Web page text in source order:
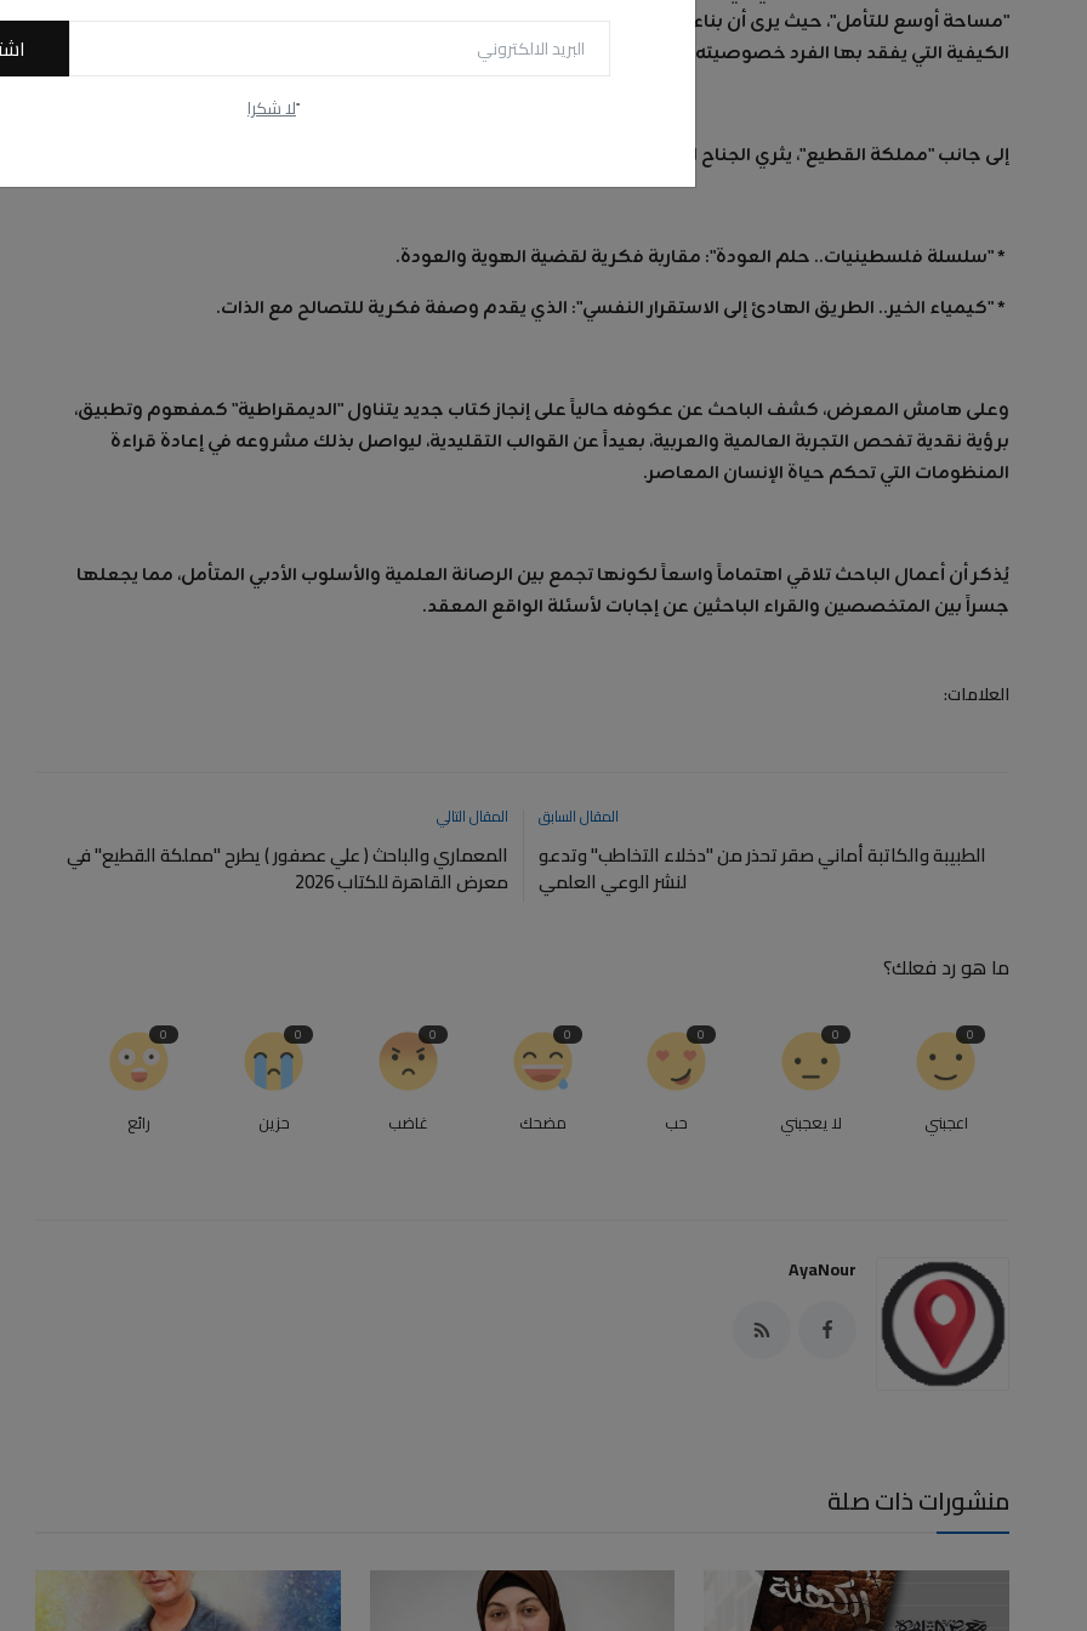
ًلا شكرا
"مساحة أوسع للتأمل"، حيث يرى أن بناء الأفكار لا يقل أهمية عن بناء المدن. ففي "مملكة القطيع"، يسلط الضوء على
الكيفية التي يفقد بها الفرد خصوصيته الفكرية لصالح الجماعة، داعياً إلى استعادة "السؤال" كأداة للتحرر.
إلى جانب "مملكة القطيع"، يثري الجناح الخاص بمؤلفاته المعرض بثلاثة كتب أخرى هي:
* "سلسلة فلسطينيات.. حلم العودة": مقاربة فكرية لقضية الهوية والعودة.
* "كيمياء الخير.. الطريق الهادئ إلى الاستقرار النفسي": الذي يقدم وصفة فكرية للتصالح مع الذات.
وعلى هامش المعرض، كشف الباحث عن عكوفه حالياً على إنجاز كتاب جديد يتناول "الديمقراطية" كمفهوم وتطبيق،
برؤية نقدية تفحص التجربة العالمية والعربية، بعيداً عن القوالب التقليدية، ليواصل بذلك مشروعه في إعادة قراءة
المنظومات التي تحكم حياة الإنسان المعاصر.
يُذكر أن أعمال الباحث تلاقي اهتماماً واسعاً لكونها تجمع بين الرصانة العلمية والأسلوب الأدبي المتأمل، مما يجعلها
جسراً بين المتخصصين والقراء الباحثين عن إجابات لأسئلة الواقع المعقد.
العلامات:
المقال السابق
الطبيبة والكاتبة أماني صقر تحذر من "دخلاء التخاطب" وتدعو
لنشر الوعي العلمي
المقال التالي
المعماري والباحث ( علي عصفور ) يطرح "مملكة القطيع" في
معرض القاهرة للكتاب 2026
ما هو رد فعلك؟
0
اعجبني
0
لا يعجبني
0
حب
0
مضحك
0
غاضب
0
حزين
0
رائع
AyaNour
منشورات ذات صلة